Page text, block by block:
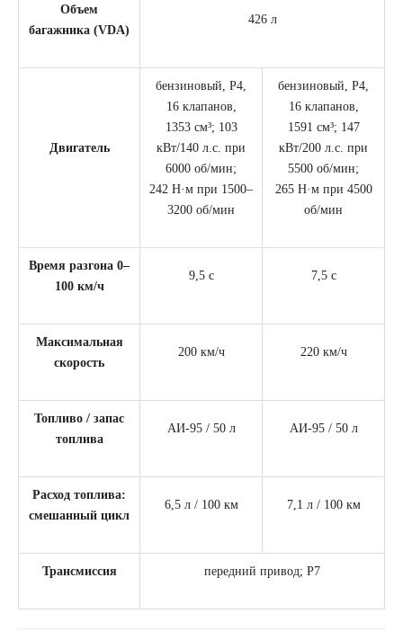
Объем
багажника (VDA)
426 л
Двигатель
бензиновый, Р4,
16 клапанов,
1353 см³; 103
кВт/140 л.с. при
6000 об/мин;
242 Н·м при 1500–
3200 об/мин
бензиновый, Р4,
16 клапанов,
1591 см³; 147
кВт/200 л.с. при
5500 об/мин;
265 Н·м при 4500
об/мин
Время разгона 0–
100 км/ч
9,5 с 7,5 с
Максимальная
скорость
200 км/ч 220 км/ч
Топливо / запас
топлива
АИ-95 / 50 л АИ-95 / 50 л
Расход топлива:
смешанный цикл
6,5 л / 100 км 7,1 л / 100 км
Трансмиссия передний привод; Р7